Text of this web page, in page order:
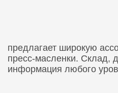
предлагает широкую
пресс-масленки. Склад,
информация любого